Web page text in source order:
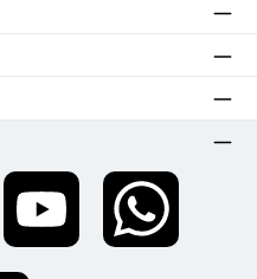
YouTube WhatsApp